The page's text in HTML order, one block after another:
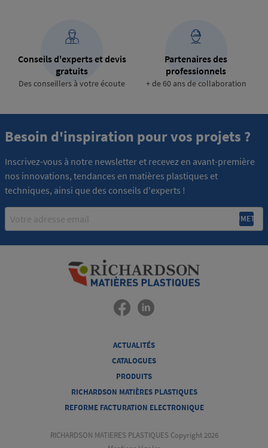
Conseils d'experts et devis
gratuits
Des conseillers à votre écoute
Partenaires des
professionnels
+ de 60 ans de collaboration
Besoin d'inspiration pour vos projets ?
Inscrivez-vous à notre newsletter et recevez en avant-première
nos innovations, tendances en matières plastiques et
techniques, ainsi que des conseils d'experts !
Email
ACTUALITÉS
CATALOGUES
PRODUITS
RICHARDSON MATIÈRES PLASTIQUES
REFORME FACTURATION ELECTRONIQUE
RICHARDSON MATIERES PLASTIQUES Copyright 2026